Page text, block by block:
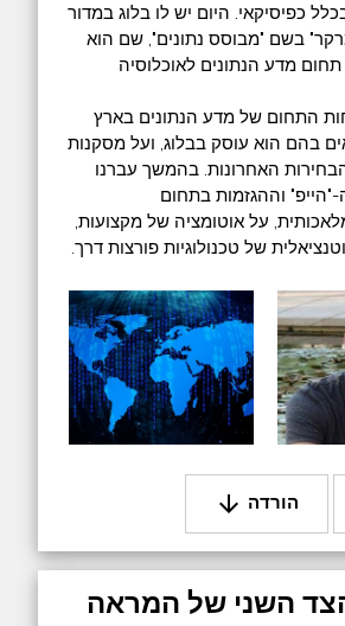
כפיסיקאי. היום יש לו בלוג במדור
בשם "מבוסס נתונים", שם הוא
מדע הנתונים לאוכלוסיה
התחום של מדע הנתונים בארץ
בהם הוא עוסק בבלוג, ועל מסקנות
האחרונות. בהמשך עברנו
וההגזמות בתחום
על אוטומציה של מקצועות,
של טכנולוגיות פורצות דרך.
הורדה arrow_downward
18 - הצד השני של המראה